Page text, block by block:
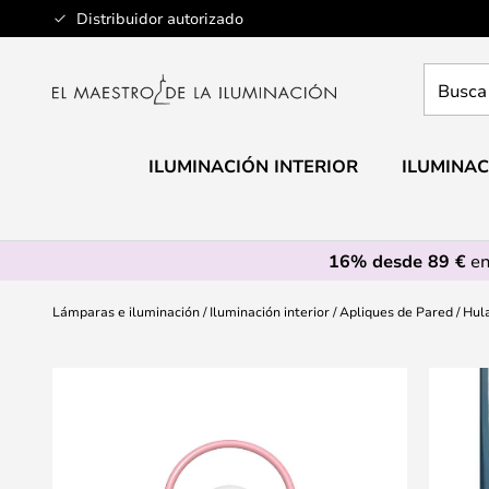
Distribuidor autorizado
Ir
al
aquí
ILUMINACIÓN INTERIOR
16% desde 89 €
Lámparas e iluminación Iluminación interior Apliques de Pared